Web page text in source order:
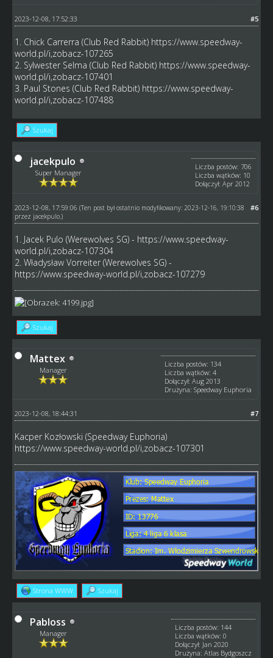
#5
2023-12-08, 17:52:33
1. Chick Carrerra (Club Red Rabbit) https://www.speedway-
world.pl/i,zobacz-107265
2. Sylwester Selma (Club Red Rabbit) https://www.speedway-
world.pl/i,zobacz-107401
3. Paul Stones (Club Red Rabbit) https://www.speedway-
world.pl/i,zobacz-107488
Szukaj
jacekpulo
Super Manager
Liczba postów: 706
Liczba wątków: 10
Dołączył: Apr 2012
#6
2023-12-08, 17:59:06 (Ten post był ostatnio modyfikowany: 2023-12-16, 19:10:38
przez jacekpulo.)
1. Jacek Pulo (Werewolves SG) - https://www.speedway-
world.pl/i,zobacz-107304
2. Władysław Vorreiter (Werewolves SG) -
https://www.speedway-world.pl/i,zobacz-107279
Szukaj
Mattex
Manager
Liczba postów: 134
Liczba wątków: 4
Dołączył: Aug 2013
Drużyna: Speedway Euphoria
#7
2023-12-08, 18:44:31
Kacper Kozłowski (Speedway Euphoria)
https://www.speedway-world.pl/i,zobacz-107301
Strona WWW Szukaj
Pabloss
Manager
Liczba postów: 144
Liczba wątków: 0
Dołączył: Jan 2020
Drużyna: Atlas Bydgoszcz